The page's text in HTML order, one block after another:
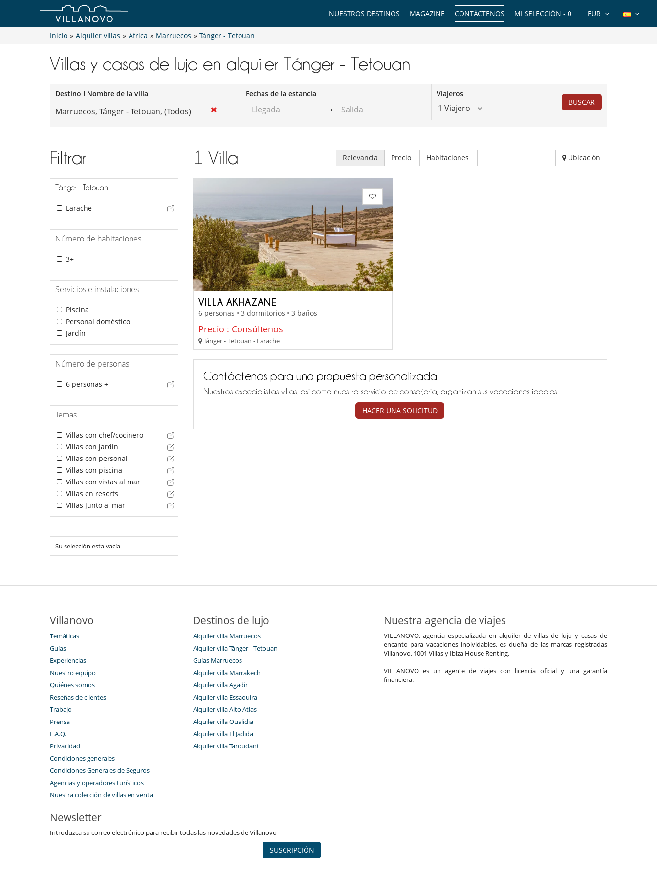
EUR
MI SELECCIÓN - 0
CONTÁCTENOS
MAGAZINE
NUESTROS DESTINOS
Inicio » Alquiler villas » Africa » Marruecos » Tánger - Tetouan
Villas y casas de lujo en alquiler​ Tánger - Tetouan
Destino I Nombre de la villa Fechas de la estancia Viajeros
1 Viajero
BUSCAR
Filtrar
Tánger - Tetouan
Larache
Número de habitaciones
3+
Servicios e instalaciones
Piscina
Personal doméstico
Jardín
Número de personas
6 personas +
Temas
Villas con chef/cocinero
Villas con jardin
Villas con personal
Villas con piscina
Villas con vistas al mar
Villas en resorts
Villas junto al mar
Su selección esta vacía
1 Villa Relevancia Precio Habitaciones Ubicación
VILLA AKHAZANE
6 personas • 3 dormitorios • 3 baños
Precio : Consúltenos
Tánger - Tetouan - Larache
Contáctenos para una propuesta personalizada
Nuestros especialistas villas, así como nuestro servicio de conserjería, organizan sus vacaciones ideales
HACER UNA SOLICITUD
Villanovo
Temáticas
Guías
Experiencias
Nuestro equipo
Quiénes somos
Reseñas de clientes
Trabajo
Prensa
F.A.Q.
Privacidad
Condiciones generales
Condiciones Generales de Seguros
Agencias y operadores turísticos
Nuestra colección de villas en venta
Destinos de lujo
Alquiler villa Marruecos
Alquiler villa Tánger - Tetouan
Guías Marruecos
Alquiler villa Marrakech
Alquiler villa Agadir
Alquiler villa Essaouira
Alquiler villa Alto Atlas
Alquiler villa Oualidia
Alquiler villa El Jadida
Alquiler villa Taroudant
Nuestra agencia de viajes
VILLANOVO, agencia especializada en alquiler de villas de lujo y casas de
encanto para vacaciones inolvidables, es dueña de las marcas registradas
Villanovo, 1001 Villas y Ibiza House Renting.
VILLANOVO es un agente de viajes con licencia oficial y una garantía
financiera.
Newsletter
Introduzca su correo electrónico para recibir todas las novedades de Villanovo
SUSCRIPCIÓN